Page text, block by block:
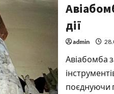
дії
admin
Авіабомба
поєднуючи